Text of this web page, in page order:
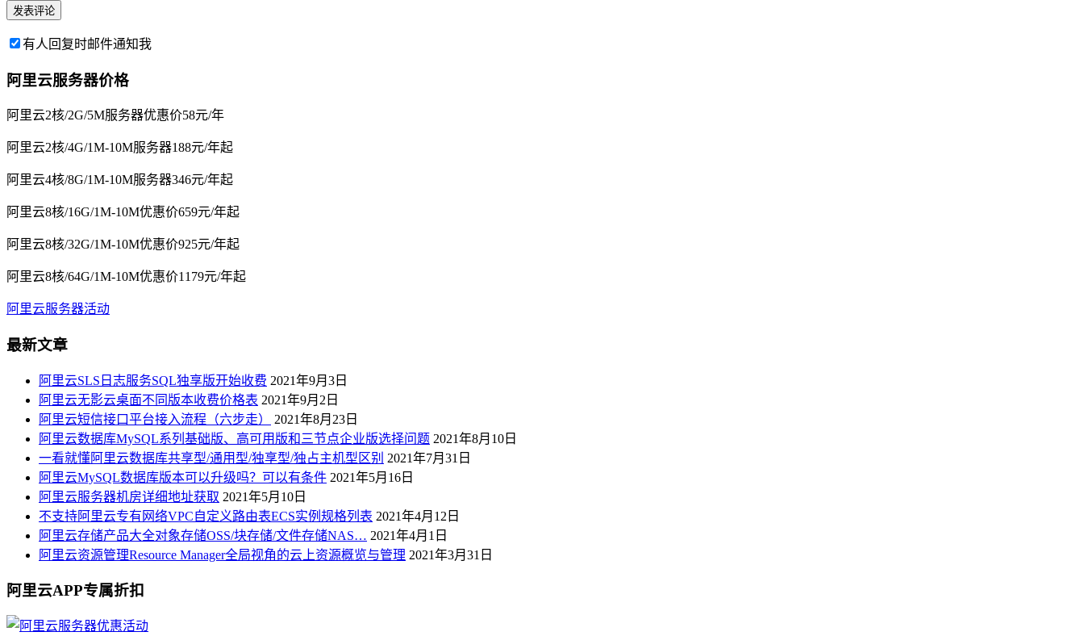
有人回复时邮件通知我
阿里云服务器价格
阿里云2核/2G/5M服务器优惠价58元/年
阿里云2核/4G/1M-10M服务器188元/年起
阿里云4核/8G/1M-10M服务器346元/年起
阿里云8核/16G/1M-10M优惠价659元/年起
阿里云8核/32G/1M-10M优惠价925元/年起
阿里云8核/64G/1M-10M优惠价1179元/年起
阿里云服务器活动
最新文章
阿里云SLS日志服务SQL独享版开始收费 2021年9月3日
阿里云无影云桌面不同版本收费价格表 2021年9月2日
阿里云短信接口平台接入流程（六步走）
2021年8月23日
阿里云数据库MySQL系列基础版、高可用版和三节点企业版选择问题 2021年8月10日
一看就懂阿里云数据库共享型/通用型/独享型/独占主机型区别 2021年7月31日
阿里云MySQL数据库版本可以升级吗？可以有条件 2021年5月16日
阿里云服务器机房详细地址获取 2021年5月10日
不支持阿里云专有网络VPC自定义路由表ECS实例规格列表 2021年4月12日
阿里云存储产品大全对象存储OSS/块存储/文件存储NAS… 2021年4月1日
阿里云资源管理Resource Manager全局视角的云上资源概览与管理 2021年3月31日
阿里云APP专属折扣